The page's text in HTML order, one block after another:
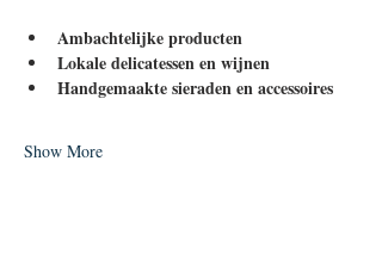
Ambachtelijke producten
Lokale delicatessen en wijnen
Handgemaakte sieraden en accessoires
Show More